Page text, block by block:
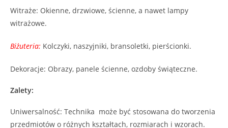
Witraże: Okienne, drzwiowe, ścienne, a nawet lampy
witrażowe.
Biżuteria: Kolczyki, naszyjniki, bransoletki, pierścionki.
Dekoracje: Obrazy, panele ścienne, ozdoby świąteczne.
Zalety:
Uniwersalność: Technika może być stosowana do tworzenia
przedmiotów o różnych kształtach, rozmiarach i wzorach.